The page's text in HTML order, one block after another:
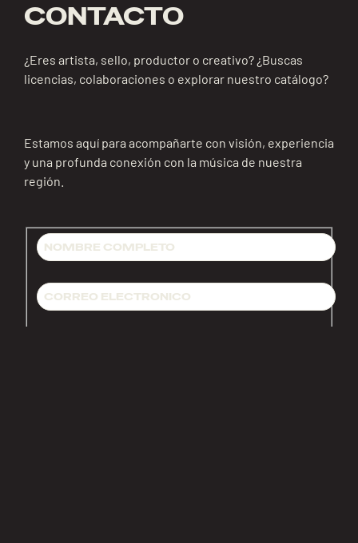
CONTACTO
¿Eres artista, sello, productor o creativo? ¿Buscas
licencias, colaboraciones o explorar nuestro catálogo?
Estamos aquí para acompañarte con visión, experiencia
y una profunda conexión con la música de nuestra
región.